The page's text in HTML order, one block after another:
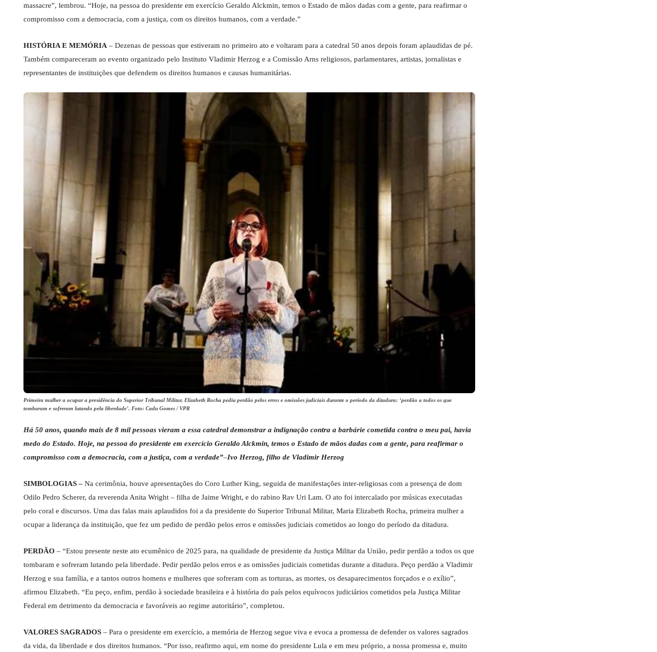
massacre”, lembrou. “Hoje, na pessoa do presidente em exercício Geraldo Alckmin, temos o Estado de mãos dadas com a gente, para reafirmar o
compromisso com a democracia, com a justiça, com os direitos humanos, com a verdade.”
HISTÓRIA E MEMÓRIA – Dezenas de pessoas que estiveram no primeiro ato e voltaram para a catedral 50 anos depois foram aplaudidas de pé.
Também compareceram ao evento organizado pelo Instituto Vladimir Herzog e a Comissão Arns religiosos, parlamentares, artistas, jornalistas e
representantes de instituições que defendem os direitos humanos e causas humanitárias.
Primeira mulher a ocupar a presidência do Superior Tribunal Militar, Elizabeth Rocha pediu perdão pelos erros e omissões judiciais durante o período da ditadura: ‘perdão a todos os que
tombaram e sofreram lutando pela liberdade’. Foto: Cadu Gomes / VPR
Há 50 anos, quando mais de 8 mil pessoas vieram a essa catedral demonstrar a indignação contra a barbárie cometida contra o meu pai, havia
medo do Estado. Hoje, na pessoa do presidente em exercício Geraldo Alckmin, temos o Estado de mãos dadas com a gente, para reafirmar o
compromisso com a democracia, com a justiça, com a verdade”–Ivo Herzog, filho de Vladimir Herzog
SIMBOLOGIAS – Na cerimônia, houve apresentações do Coro Luther King, seguida de manifestações inter-religiosas com a presença de dom
Odilo Pedro Scherer, da reverenda Anita Wright – filha de Jaime Wright, e do rabino Rav Uri Lam. O ato foi intercalado por músicas executadas
pelo coral e discursos. Uma das falas mais aplaudidos foi a da presidente do Superior Tribunal Militar, Maria Elizabeth Rocha, primeira mulher a
ocupar a liderança da instituição, que fez um pedido de perdão pelos erros e omissões judiciais cometidos ao longo do período da ditadura.
PERDÃO – “Estou presente neste ato ecumênico de 2025 para, na qualidade de presidente da Justiça Militar da União, pedir perdão a todos os que
tombaram e sofreram lutando pela liberdade. Pedir perdão pelos erros e as omissões judiciais cometidas durante a ditadura. Peço perdão a Vladimir
Herzog e sua família, e a tantos outros homens e mulheres que sofreram com as torturas, as mortes, os desaparecimentos forçados e o exílio”,
afirmou Elizabeth. “Eu peço, enfim, perdão à sociedade brasileira e à história do país pelos equívocos judiciários cometidos pela Justiça Militar
Federal em detrimento da democracia e favoráveis ao regime autoritário”, completou.
VALORES SAGRADOS – Para o presidente em exercício, a memória de Herzog segue viva e evoca a promessa de defender os valores sagrados
da vida, da liberdade e dos direitos humanos. “Por isso, reafirmo aqui, em nome do presidente Lula e em meu próprio, a nossa promessa e, muito